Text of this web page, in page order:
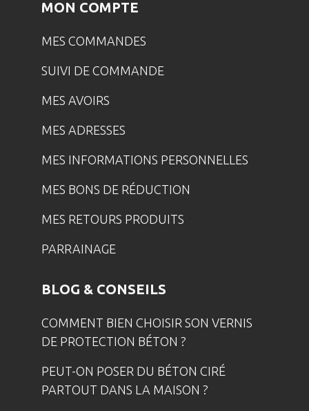
MON COMPTE
MES COMMANDES
SUIVI DE COMMANDE
MES AVOIRS
MES ADRESSES
MES INFORMATIONS PERSONNELLES
MES BONS DE RÉDUCTION
MES RETOURS PRODUITS
PARRAINAGE
BLOG & CONSEILS
COMMENT BIEN CHOISIR SON VERNIS
DE PROTECTION BÉTON ?
PEUT-ON POSER DU BÉTON CIRÉ
PARTOUT DANS LA MAISON ?